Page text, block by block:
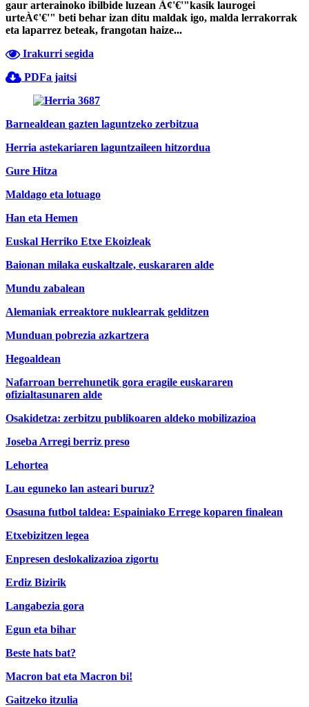
gaur arterainoko ibilbide luzean À¢'€'"kasik laurogei
urteÀ¢'€'" beti behar izan ditu maldak igo, malda lerrakorrak
eta laparrez beteak, frangotan haize...
Irakurri segida
PDFa jaitsi
Barnealdean gazten laguntzeko zerbitzua
Herria astekariaren laguntzaileen hitzordua
Gure Hitza
Maldago eta lotuago
Han eta Hemen
Euskal Herriko Etxe Ekoizleak
Baionan milaka euskaltzale, euskararen alde
Mundu zabalean
Alemaniak erreaktore nuklearrak gelditzen
Munduan pobrezia azkartzera
Hegoaldean
Nafarroan berrehunetik gora eragile euskararen
ofizialtasunaren alde
Osakidetza: zerbitzu publikoaren aldeko mobilizazioa
Joseba Arregi berriz preso
Lehortea
Lau eguneko lan asteari buruz?
Osasuna futbol taldea: Espainiako Errege koparen finalean
Etxebizitzen legea
Enpresen deslokalizazioa zigortu
Erdiz Bizirik
Langabezia gora
Egun eta bihar
Beste hats bat?
Macron bat eta Macron bi!
Gaitzeko itzulia